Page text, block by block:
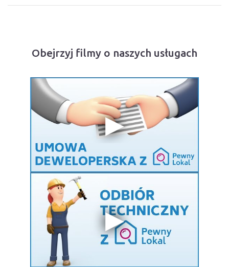
Obejrzyj filmy o naszych usługach